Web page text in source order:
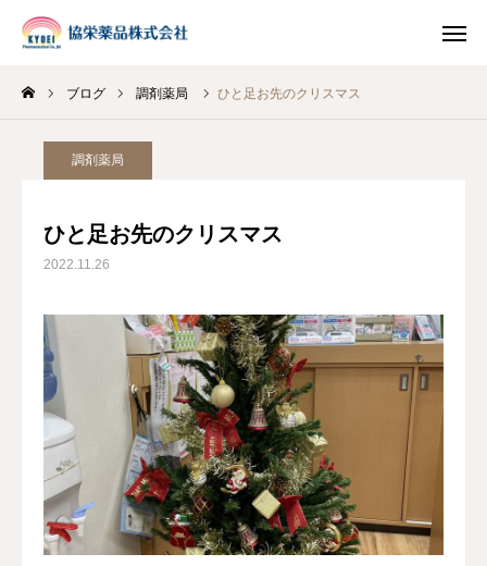
ブログ 調剤薬局 ひと足お先のクリスマス
調剤薬局
ひと足お先のクリスマス
2022.11.26
INSTAGRAM
HOME
事業案内
ブログ
お知らせ
採用情報